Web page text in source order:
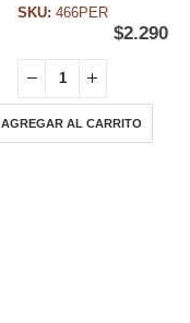
SKU: 466PER
$2.290
AGREGAR AL CARRITO